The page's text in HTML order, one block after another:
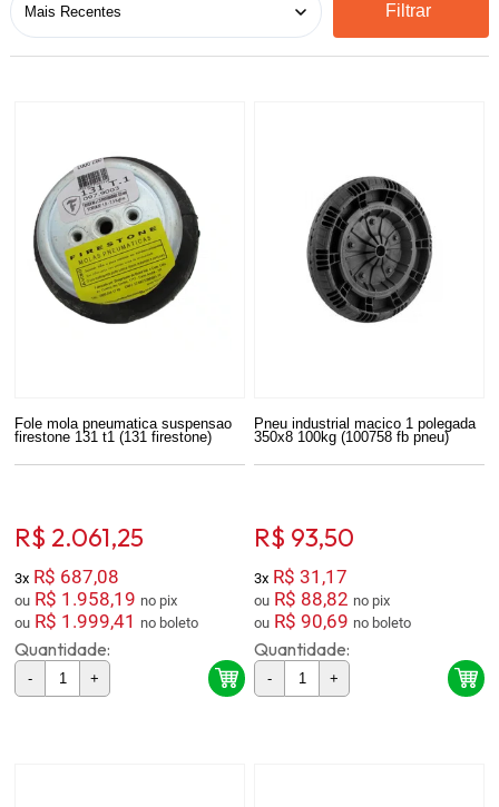
Filtrar
Fole mola pneumatica suspensao
firestone 131 t1 (131 firestone)
R$ 2.061,25
3x R$ 687,08
ou R$ 1.958,19
no pix
ou R$ 1.999,41 no boleto
Quantidade:
- +
Pneu industrial macico 1 polegada
350x8 100kg (100758 fb pneu)
R$ 93,50
3x R$ 31,17
ou R$ 88,82
no pix
ou R$ 90,69 no boleto
Quantidade:
- +